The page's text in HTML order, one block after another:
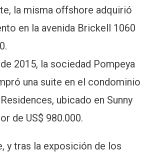
la misma offshore adquirió
en la avenida Brickell 1060
2015, la sociedad Pompeya
una suite en el condominio
ubicado en Sunny
de US$ 980.000.
y tras la exposición de los